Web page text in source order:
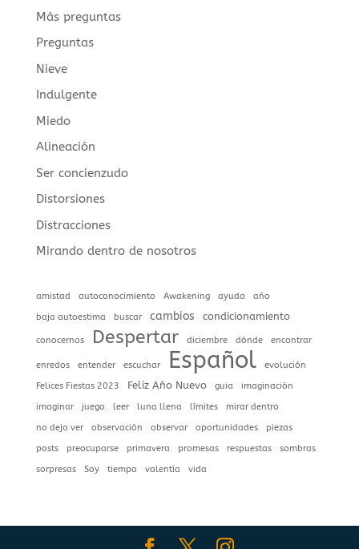
Más preguntas
Preguntas
Nieve
Indulgente
Miedo
Alineación
Ser concienzudo
Distorsiones
Distracciones
Mirando dentro de nosotros
amistad autoconocimiento Awakening ayuda
año
baja autoestima
buscar cambios condicionamiento
conocernos Despertar diciembre dónde encontrar
enredos entender escuchar Español
evolución
Felices Fiestas 2023
Feliz Año Nuevo guia
imaginación
imaginar
juego leer luna llena límites
mirar dentro
no dejo ver
observación observar oportunidades
piezas
posts
preocuparse primavera promesas respuestas
sombras
sorpresas
Soy tiempo valentía vida